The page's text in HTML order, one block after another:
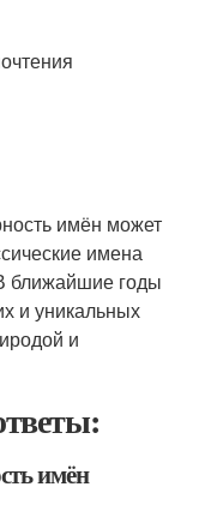
имён может
имена
ближайшие годы
и уникальных
и
имён